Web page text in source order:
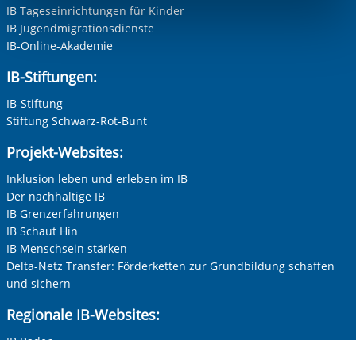
Funktionen sind. Diese Cookies setzen wir aufgrund
berechtigter Interessen und daher unabhängig von einer
Einwilligung.
IB Tageseinrichtungen für Kinder
IB Jugendmigrationsdienste
IB-Online-Akademie
IB-Stiftungen:
IB-Stiftung
Stiftung Schwarz-Rot-Bunt
Projekt-Websites:
Inklusion leben und erleben im IB
Der nachhaltige IB
IB Grenzerfahrungen
IB Schaut Hin
IB Menschsein stärken
Delta-Netz Transfer: Förderketten zur Grundbildung schaffen
und sichern
Regionale IB-Websites: